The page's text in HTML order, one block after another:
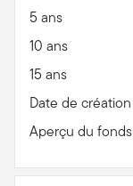
5 ans
10 ans
15 ans
Date de création
Aperçu du fonds